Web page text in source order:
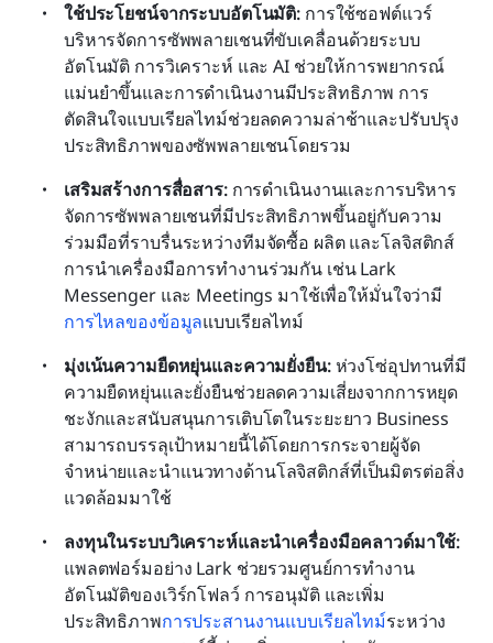
ใช้ประโยชน์จากระบบอัตโนมัติ: การใช้ซอฟต์แวร์
บริหารจัดการซัพพลายเชนที่ขับเคลื่อนด้วยระบบ
อัตโนมัติ การวิเคราะห์ และ AI ช่วยให้การพยากรณ์
แม่นยำขึ้นและการดำเนินงานมีประสิทธิภาพ การ
ตัดสินใจแบบเรียลไทม์ช่วยลดความล่าช้าและปรับปรุง
ประสิทธิภาพของซัพพลายเชนโดยรวม
เสริมสร้างการสื่อสาร: การดำเนินงานและการบริหาร
จัดการซัพพลายเชนที่มีประสิทธิภาพขึ้นอยู่กับความ
ร่วมมือที่ราบรื่นระหว่างทีมจัดซื้อ ผลิต และโลจิสติกส์
การนำเครื่องมือการทำงานร่วมกัน เช่น Lark
Messenger และ Meetings มาใช้เพื่อให้มั่นใจว่ามี
การไหลของข้อมูลแบบเรียลไทม์
มุ่งเน้นความยืดหยุ่นและความยั่งยืน: ห่วงโซ่อุปทานที่มี
ความยืดหยุ่นและยั่งยืนช่วยลดความเสี่ยงจากการหยุด
ชะงักและสนับสนุนการเติบโตในระยะยาว Business
สามารถบรรลุเป้าหมายนี้ได้โดยการกระจายผู้จัด
จำหน่ายและนำแนวทางด้านโลจิสติกส์ที่เป็นมิตรต่อสิ่ง
แวดล้อมมาใช้
ลงทุนในระบบวิเคราะห์และนำเครื่องมือคลาวด์มาใช้:
แพลตฟอร์มอย่าง Lark ช่วยรวมศูนย์การทำงาน
อัตโนมัติของเวิร์กโฟลว์ การอนุมัติ และเพิ่ม
ประสิทธิภาพการประสานงานแบบเรียลไทม์ระหว่าง